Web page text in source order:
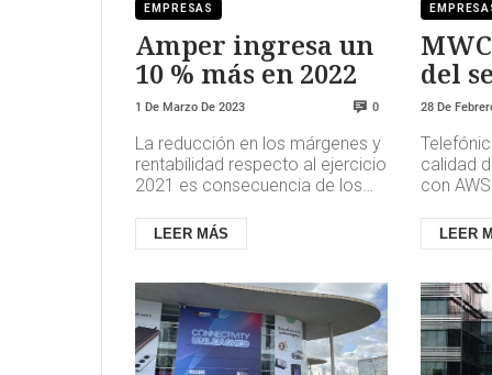
EMPRESAS
Amper ingresa un
10 % más en 2022
1 De Marzo De 2023 0
La reducción en los márgenes y
rentabilidad respecto al ejercicio
2021 es consecuencia de los
en proyectos, prod...
LEER MÁS
del
feria
su
28 De
calidad
con
(...
LEER